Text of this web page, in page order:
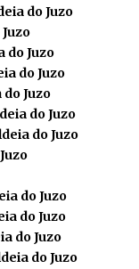
do Juzo
do Juzo
do Juzo
Juzo
do Juzo
do Juzo
do Juzo
do Juzo
do Juzo
do Juzo